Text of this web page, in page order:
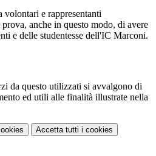
volontari e rappresentanti
anche in questo modo, di avere
e delle studentesse dell'IC Marconi.
da questo utilizzati si avvalgono di
ed utili alle finalità illustrate nella
Accetta tutti i cookies